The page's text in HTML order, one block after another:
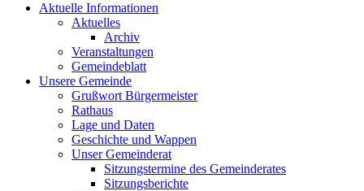
Aktuelle Informationen
Aktuelles
Archiv
Veranstaltungen
Gemeindeblatt
Unsere Gemeinde
Grußwort Bürgermeister
Rathaus
Lage und Daten
Geschichte und Wappen
Unser Gemeinderat
Sitzungstermine des Gemeinderates
Sitzungsberichte